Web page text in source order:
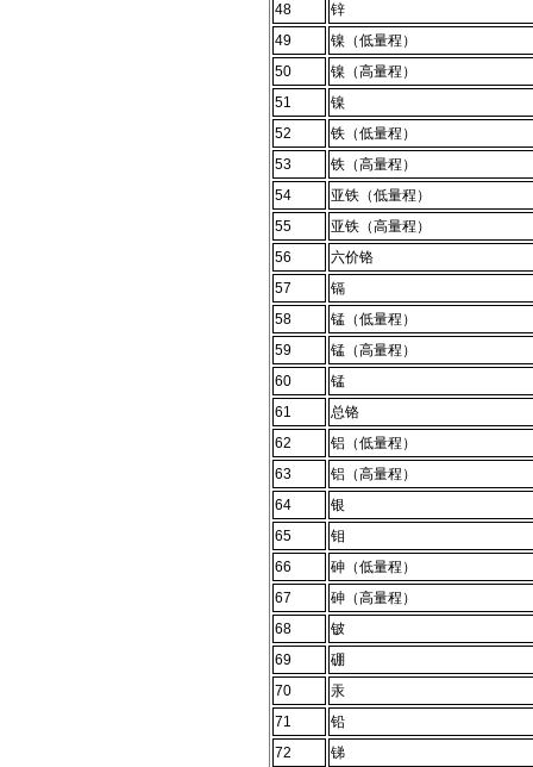
48
锌
49
镍（低量程）
50
镍（高量程）
51
镍
52
铁（低量程）
53
铁（高量程）
54
亚铁（低量程）
55
亚铁（高量程）
56
六价铬
57
镉
58
锰（低量程）
59
锰（高量程）
60
锰
61
总铬
62
铝（低量程）
63
铝（高量程）
64
银
65
钼
66
砷（低量程）
67
砷（高量程）
68
铍
69
硼
70
汞
71
铅
72
锑